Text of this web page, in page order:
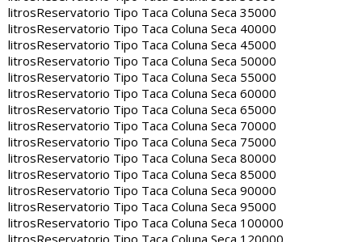
litrosReservatorio Tipo Taca Coluna Seca 35000
litrosReservatorio Tipo Taca Coluna Seca 40000
litrosReservatorio Tipo Taca Coluna Seca 45000
litrosReservatorio Tipo Taca Coluna Seca 50000
litrosReservatorio Tipo Taca Coluna Seca 55000
litrosReservatorio Tipo Taca Coluna Seca 60000
litrosReservatorio Tipo Taca Coluna Seca 65000
litrosReservatorio Tipo Taca Coluna Seca 70000
litrosReservatorio Tipo Taca Coluna Seca 75000
litrosReservatorio Tipo Taca Coluna Seca 80000
litrosReservatorio Tipo Taca Coluna Seca 85000
litrosReservatorio Tipo Taca Coluna Seca 90000
litrosReservatorio Tipo Taca Coluna Seca 95000
litrosReservatorio Tipo Taca Coluna Seca 100000